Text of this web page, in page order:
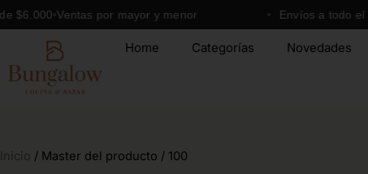
Ir
al
contenido
Ventas por mayor y menor Envíos a todo el País
Home Categorías Novedades
Inicio / Master del producto / 100